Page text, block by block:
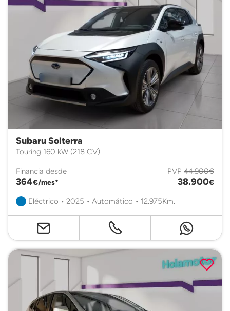
Subaru Solterra
Touring 160 kW (218 CV)
Financia desde
364€/mes*
PVP 44.900€
38.900€
Eléctrico • 2025 • Automático • 12.975Km.